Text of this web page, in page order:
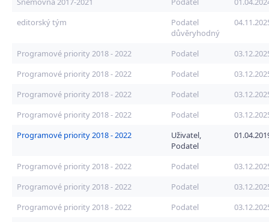
editorský tým
Podatel
důvěryhodný
Programové priority 2018 - 2022 Podatel
Programové priority 2018 - 2022
Podatel
Programové priority 2018 - 2022
Podatel
Programové priority 2018 - 2022
Podatel
Programové priority 2018 - 2022
Uživatel,
Podatel
Programové priority 2018 - 2022 Podatel
Programové priority 2018 - 2022
Podatel
Programové priority 2018 - 2022
Podatel